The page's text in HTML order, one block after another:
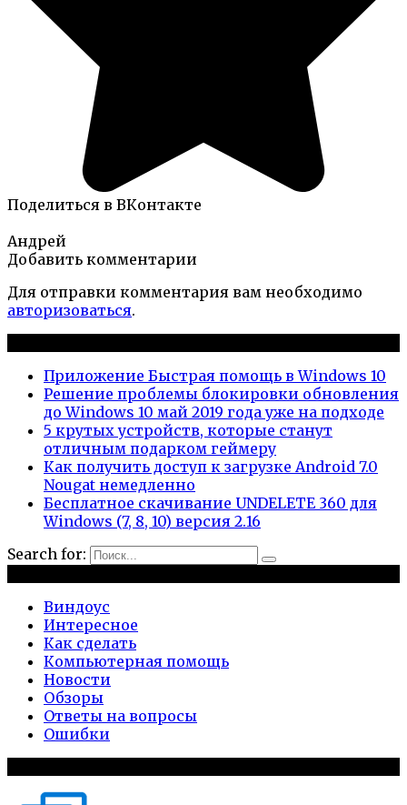
Поделиться в ВКонтакте
Андрей
Добавить комментарии
Для отправки комментария вам необходимо
авторизоваться.
Приложение Быстрая помощь в Windows 10
Решение проблемы блокировки обновления
до Windows 10 май 2019 года уже на подходе
5 крутых устройств, которые станут
отличным подарком геймеру
Как получить доступ к загрузке Android 7.0
Nougat немедленно
Бесплатное скачивание UNDELETE 360 для
Windows (7, 8, 10) версия 2.16
Search for:
Виндоус
Интересное
Как сделать
Компьютерная помощь
Новости
Обзоры
Ответы на вопросы
Ошибки